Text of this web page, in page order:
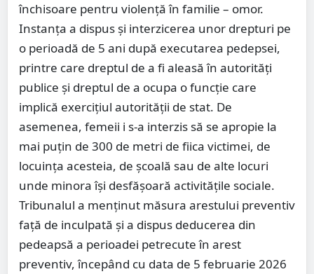
închisoare pentru violență în familie – omor.
Instanța a dispus și interzicerea unor drepturi pe
o perioadă de 5 ani după executarea pedepsei,
printre care dreptul de a fi aleasă în autorități
publice și dreptul de a ocupa o funcție care
implică exercițiul autorității de stat. De
asemenea, femeii i s-a interzis să se apropie la
mai puțin de 300 de metri de fiica victimei, de
locuința acesteia, de școală sau de alte locuri
unde minora își desfășoară activitățile sociale.
Tribunalul a menținut măsura arestului preventiv
față de inculpată și a dispus deducerea din
pedeapsă a perioadei petrecute în arest
preventiv, începând cu data de 5 februarie 2026